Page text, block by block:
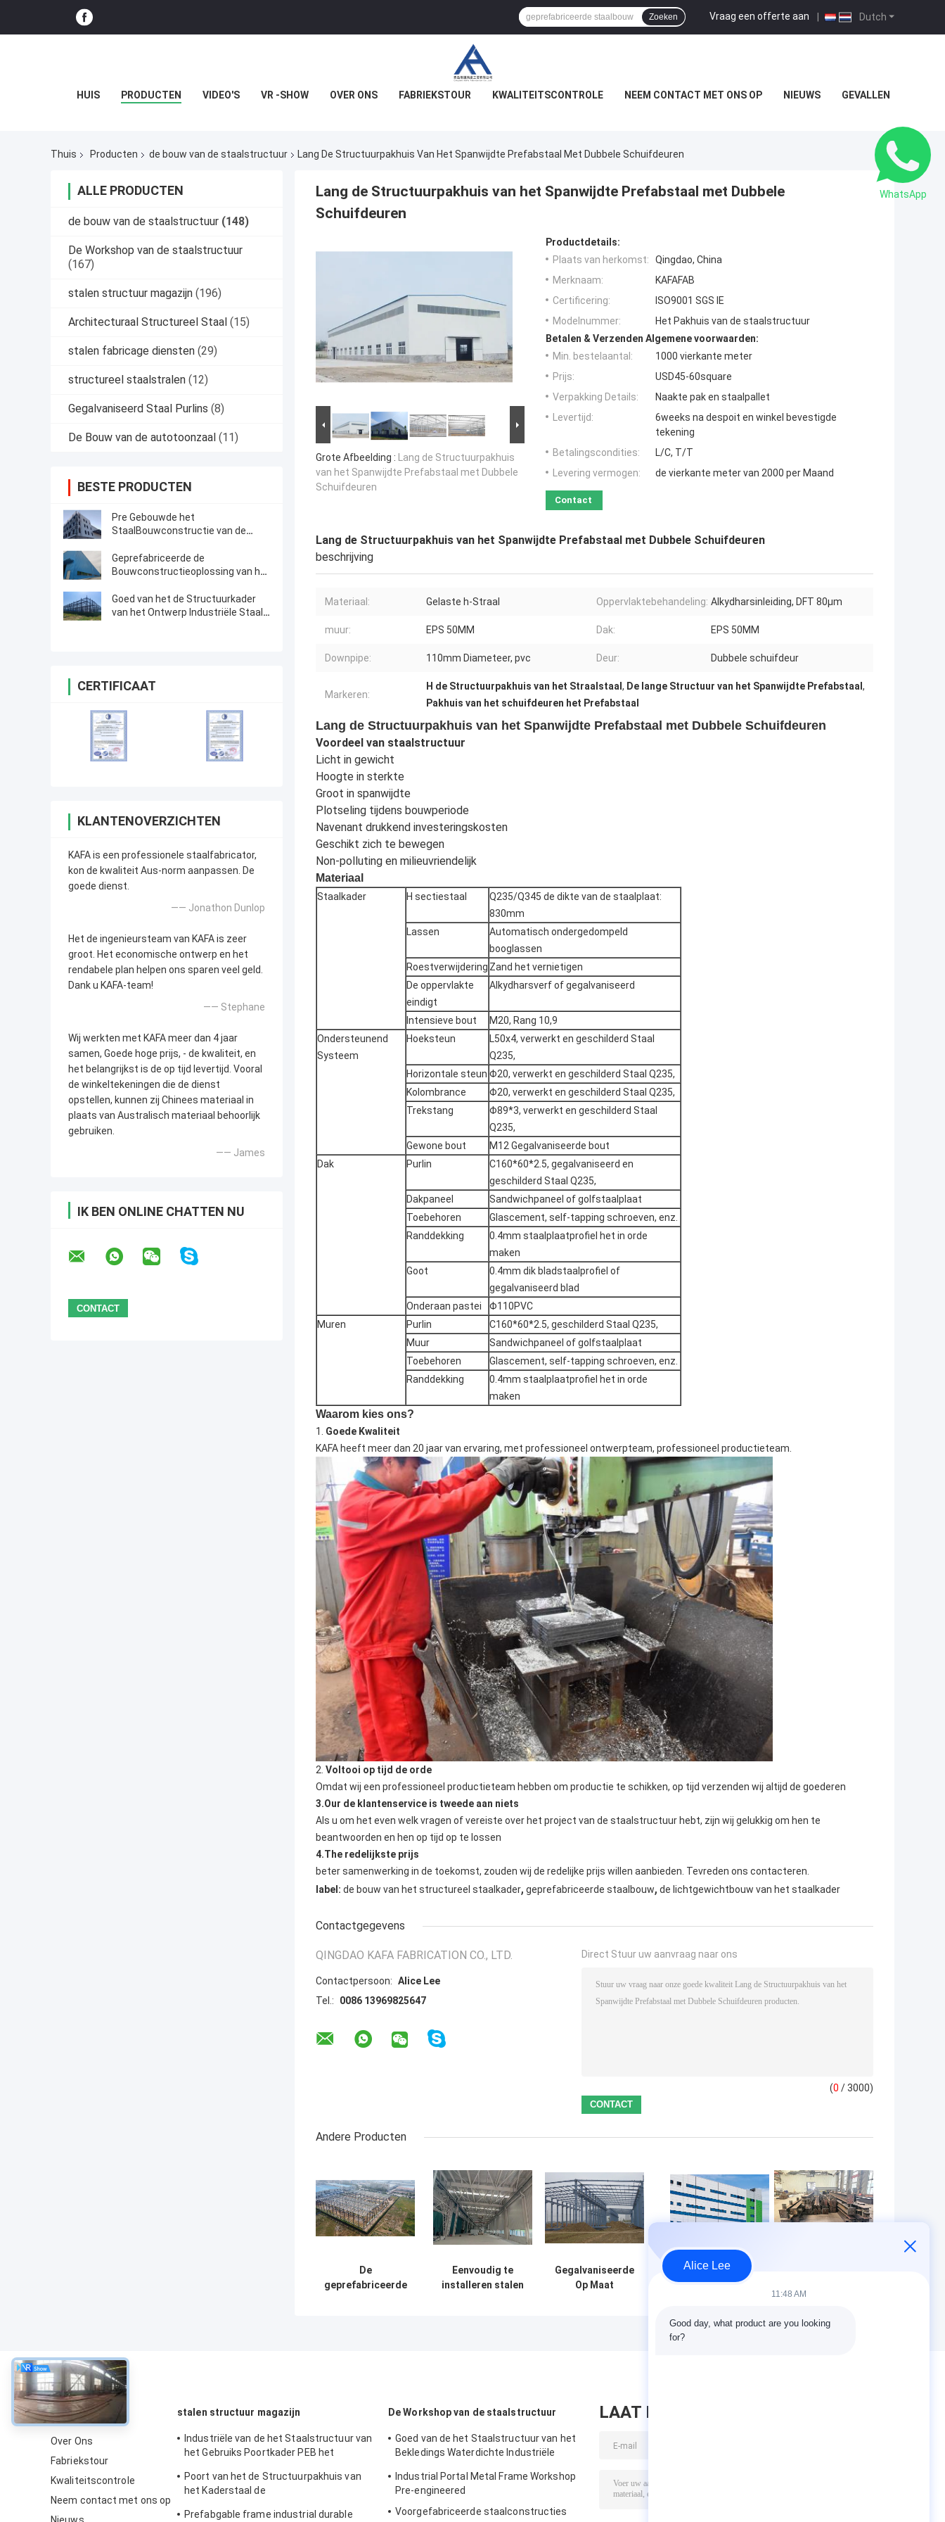
Dutch
Vraag een offerte aan |
Zoeken
HUIS PRODUCTEN VIDEO'S VR -SHOW OVER ONS FABRIEKSTOUR KWALITEITSCONTROLE NEEM CONTACT MET ONS OP NIEUWS GEVALLEN
Thuis Producten de bouw van de staalstructuur Lang De Structuurpakhuis Van Het Spanwijdte Prefabstaal Met Dubbele Schuifdeuren
ALLE PRODUCTEN
de bouw van de staalstructuur (148)
De Workshop van de staalstructuur
(167)
stalen structuur magazijn (196)
Architecturaal Structureel Staal (15)
stalen fabricage diensten (29)
structureel staalstralen (12)
Gegalvaniseerd Staal Purlins (8)
De Bouw van de autotoonzaal (11)
BESTE PRODUCTEN
Pre Gebouwde het
StaalBouwconstructie van de
Geprefabriceerde de
Bouwconstructieoplossing van het
Goed van het de Structuurkader
van het Ontwerp Industriële Staal
CERTIFICAAT
KLANTENOVERZICHTEN
KAFA is een professionele staalfabricator,
kon de kwaliteit Aus-norm aanpassen. De
goede dienst.
—— Jonathon Dunlop
Het de ingenieursteam van KAFA is zeer
groot. Het economische ontwerp en het
rendabele plan helpen ons sparen veel geld.
Dank u KAFA-team!
—— Stephane
Wij werkten met KAFA meer dan 4 jaar
samen, Goede hoge prijs, - de kwaliteit, en
het belangrijkst is de op tijd levertijd. Vooral
de winkeltekeningen die de dienst
opstellen, kunnen zij Chinees materiaal in
plaats van Australisch materiaal behoorlijk
gebruiken.
—— James
IK BEN ONLINE CHATTEN NU
Lang de Structuurpakhuis van het Spanwijdte Prefabstaal met Dubbele
Schuifdeuren
Grote Afbeelding : Lang de Structuurpakhuis
van het Spanwijdte Prefabstaal met Dubbele
Schuifdeuren
Productdetails:
Plaats van herkomst:
Qingdao, China
Merknaam:
KAFAFAB
Certificering:
ISO9001 SGS IE
Modelnummer:
Het Pakhuis van de staalstructuur
Betalen & Verzenden Algemene voorwaarden:
Min. bestelaantal:
1000 vierkante meter
Prijs:
USD45-60square
Verpakking Details:
Naakte pak en staalpallet
Levertijd:
6weeks na despoit en winkel bevestigde
tekening
Betalingscondities:
L/C, T/T
Levering vermogen:
de vierkante meter van 2000 per Maand
Contact
Lang de Structuurpakhuis van het Spanwijdte Prefabstaal met Dubbele Schuifdeuren
beschrijving
Materiaal: Gelaste h-Straal Oppervlaktebehandeling: Alkydharsinleiding, DFT 80μm
muur: EPS 50MM Dak: EPS 50MM
Downpipe: 110mm Diameteer, pvc Deur: Dubbele schuifdeur
Markeren:
H de Structuurpakhuis van het Straalstaal , De lange Structuur van het Spanwijdte Prefabstaal ,
Pakhuis van het schuifdeuren het Prefabstaal
Lang de Structuurpakhuis van het Spanwijdte Prefabstaal met Dubbele Schuifdeuren
Voordeel van staalstructuur
Licht in gewicht
Hoogte in sterkte
Groot in spanwijdte
Plotseling tijdens bouwperiode
Navenant drukkend investeringskosten
Geschikt zich te bewegen
Non-polluting en milieuvriendelijk
Materiaal
Staalkader H sectiestaal
Q235/Q345 de dikte van de staalplaat:
830mm
Lassen
Automatisch ondergedompeld
booglassen
Roestverwijdering Zand het vernietigen
De oppervlakte
eindigt
Alkydharsverf of gegalvaniseerd
Intensieve bout
M20, Rang 10,9
Ondersteunend
Systeem
Hoeksteun
L50x4, verwerkt en geschilderd Staal
Q235,
Horizontale steun Φ20, verwerkt en geschilderd Staal Q235,
Kolombrance
Φ20, verwerkt en geschilderd Staal Q235,
Trekstang
Φ89*3, verwerkt en geschilderd Staal
Q235,
Gewone bout
M12 Gegalvaniseerde bout
Dak
Purlin
C160*60*2.5, gegalvaniseerd en
geschilderd Staal Q235,
Dakpaneel
Sandwichpaneel of golfstaalplaat
Toebehoren
Glascement, self-tapping schroeven, enz.
Randdekking
0.4mm staalplaatprofiel het in orde
maken
Goot
0.4mm dik bladstaalprofiel of
gegalvaniseerd blad
Onderaan pastei
Φ110PVC
Muren
Purlin
C160*60*2.5, geschilderd Staal Q235,
Muur
Sandwichpaneel of golfstaalplaat
Toebehoren
Glascement, self-tapping schroeven, enz.
Randdekking
0.4mm staalplaatprofiel het in orde
maken
Waarom kies ons?
1. Goede Kwaliteit
KAFA heeft meer dan 20 jaar van ervaring, met professioneel ontwerpteam, professioneel productieteam.
2. Voltooi op tijd de orde
Omdat wij een professioneel productieteam hebben om productie te schikken, op tijd verzenden wij altijd de goederen
3.Our de klantenservice is tweede aan niets
Als u om het even welk vragen of vereiste over het project van de staalstructuur hebt, zijn wij gelukkig om hen te
beantwoorden en hen op tijd op te lossen
4.The redelijkste prijs
beter samenwerking in de toekomst, zouden wij de redelijke prijs willen aanbieden. Tevreden ons contacteren.
label: de bouw van het structureel staalkader, geprefabriceerde staalbouw, de lichtgewichtbouw van het staalkader
Contactgegevens
QINGDAO KAFA FABRICATION CO., LTD.
Contactpersoon: Alice Lee
Tel.:
0086 13969825647
Direct Stuur uw aanvraag naar ons
(0 / 3000)
Andere Producten
De
geprefabriceerde
Eenvoudig te
installeren stalen
Gegalvaniseerde
Op Maat
Chemische
verwerkingsinstallatie
Stalen structuur
Corrosiebestendig
Vervaardiging van
die volledig
Over
Over Ons
Fabriekstour
Kwaliteitscontrole
Neem contact met ons op
stalen structuur magazijn
Industriële van de het Staalstructuur van
het Gebruiks Poortkader PEB het
Poort van het de Structuurpakhuis van
het Kaderstaal de
Prefabgable frame industrial durable
De Workshop van de staalstructuur
Goed van de het Staalstructuur van het
Bekledings Waterdichte Industriële
Industrial Portal Metal Frame Workshop
Pre-engineered
Voorgefabriceerde staalconstructies
LAAT BERICHT ACHTER
WhatsApp
Alice Lee
11:48 AM
Good day, what product are you looking
for?